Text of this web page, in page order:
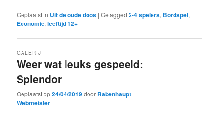
Geplaatst in Uit de oude doos |Getagged 2-4 spelers, Bordspel,
Economie,leeftijd 12+
Weer wat leuks gespeeld:
Splendor
GALERIJ
Geplaatst op24/04/2019door Rabenhaupt
Webmeister